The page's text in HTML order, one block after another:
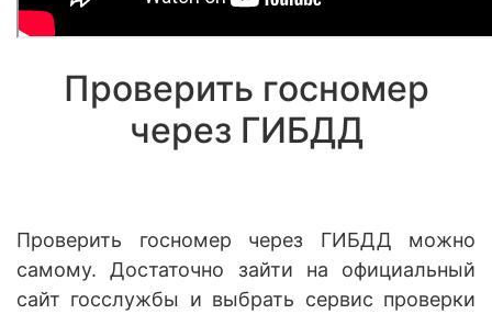
Проверить госномер
через ГИБДД
Проверить госномер через ГИБДД можно
самому. Достаточно зайти на официальный
сайт госслужбы и выбрать сервис проверки